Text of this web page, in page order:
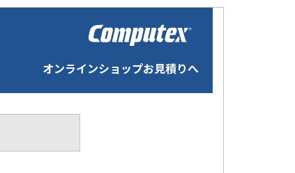
オンラインショップお見積りへ